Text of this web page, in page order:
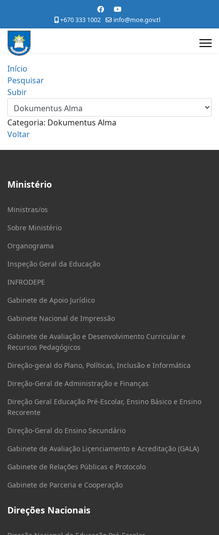
+670 333 1002 info@moe.gov.tl
Início
Pesquisar
Subir
Categoria: Dokumentus Alma
Voltar
Ministério
Ministras/os
Sobre Ministério
Organograma
Inspeção Geral da Educação
INFRODEPE
Gabinete de Apoio Jurídico
Gabinete Nacional de Impressão
Gabinete de Avaliação e Desenvolvimento Curricular e
Recursos Pedagógicos
Direção-geral do Plano, Políticas, Inclusão e Informática
Direção-Geral de Administração e Finanças
Direção Geral Educação Pré-Escolar, Ensino Básico e Ensino
Recorente
Direção-Geral do Ensino Secundário
Gabinete de Avaliação Liçenciamento e Acreditação (GALA)
Gabinete de Relações Públicas e Protocolo
Gabinete de Parceria e Cooperação
Direções Nacionais